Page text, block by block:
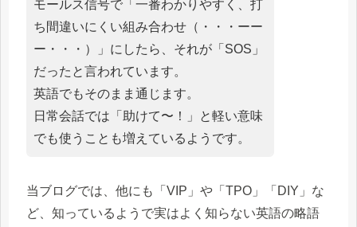
モールス信号で「一番わかりやすく、打
ち間違いにくい組み合わせ（・・・ーー
ー・・・）」にしたら、それが「SOS」
だったと言われています。
英語でもそのまま通じます。
日常会話では「助けて〜！」と軽い意味
でも使うことも増えているようです。
当ブログでは、他にも「VIP」や「TPO」「DIY」な
ど、知っているようで実はよく知らない英語の略語